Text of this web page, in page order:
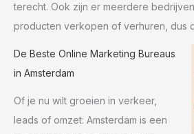
terecht. Ook zijn er meerdere
producten verkopen of verhuren, dus
De Beste Online Marketing Bureaus
in Amsterdam
Of je nu wilt groeien in verkeer,
leads of omzet: Amsterdam is een